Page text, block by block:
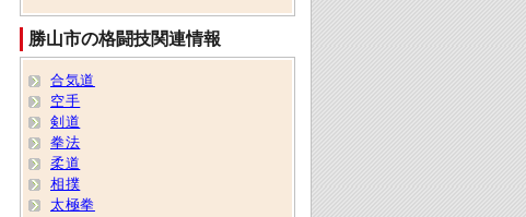
勝山市の格闘技関連情報
合気道
空手
剣道
拳法
柔道
相撲
太極拳